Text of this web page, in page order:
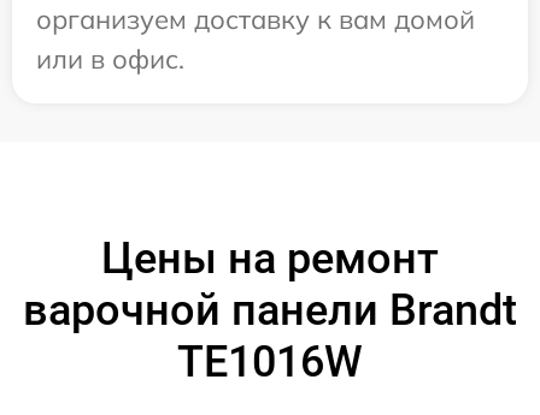
организуем доставку к вам домой
или в офис.
Цены на ремонт
варочной панели Brandt
TE1016W